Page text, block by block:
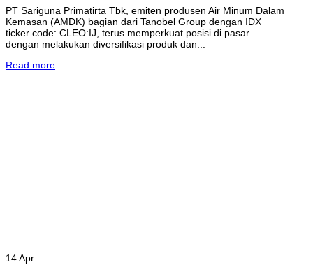
PT Sariguna Primatirta Tbk, emiten produsen Air Minum Dalam
Kemasan (AMDK) bagian dari Tanobel Group dengan IDX
ticker code: CLEO:IJ, terus memperkuat posisi di pasar
dengan melakukan diversifikasi produk dan...
Read more
14 Apr